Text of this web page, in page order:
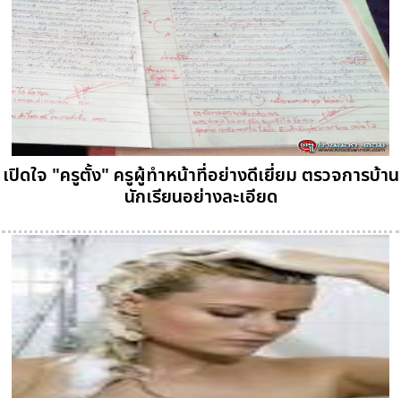
เปิดใจ "ครูตั้ง" ครูผู้ทำหน้าที่อย่างดีเยี่ยม ตรวจการบ้าน
นักเรียนอย่างละเอียด